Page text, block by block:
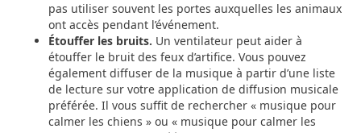
pas utiliser souvent les portes auxquelles les animaux
ont accès pendant l’événement.
Étouffer les bruits. Un ventilateur peut aider à
étouffer le bruit des feux d’artifice. Vous pouvez
également diffuser de la musique à partir d’une liste
de lecture sur votre application de diffusion musicale
préférée. Il vous suffit de rechercher « musique pour
calmer les chiens » ou « musique pour calmer les